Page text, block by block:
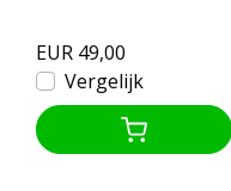
EUR 49,00
Vergelijk